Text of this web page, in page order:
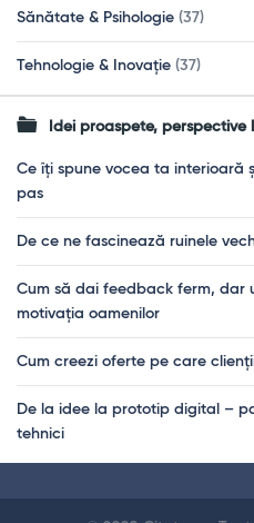
Sănătate & Psihologie (37)
Tehnologie & Inovație (37)
Idei proaspete, perspective
Ce îți spune vocea ta interioară
pas
De ce ne fascinează ruinele
Cum să dai feedback ferm, dar
motivația oamenilor
Cum creezi oferte pe care
De la idee la prototip digital –
tehnici